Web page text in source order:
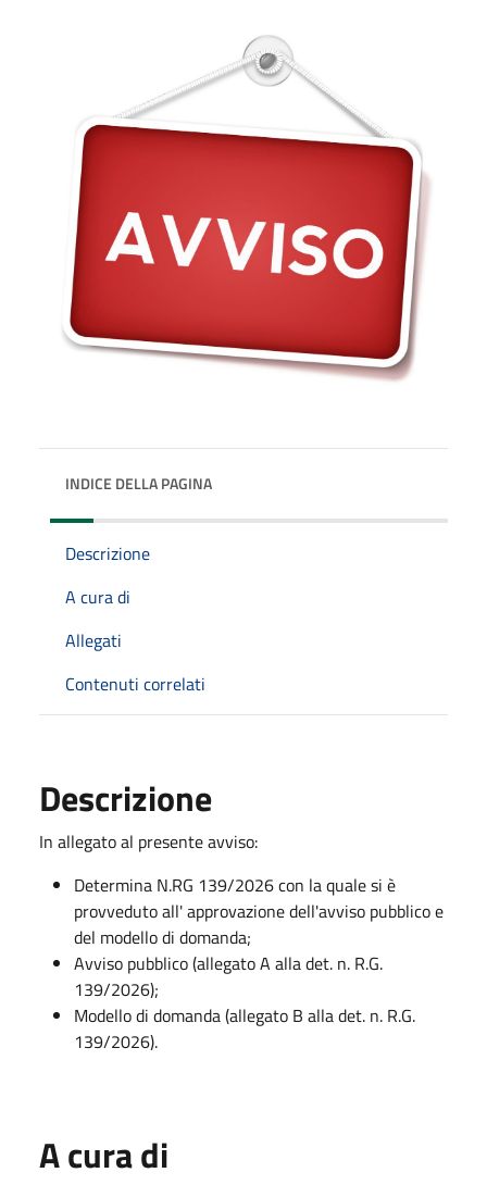
INDICE DELLA PAGINA
Descrizione
A cura di
Allegati
Contenuti correlati
Descrizione
In allegato al presente avviso:
Determina N.RG 139/2026 con la quale si è
provveduto all' approvazione dell'avviso pubblico e
del modello di domanda;
Avviso pubblico (allegato A alla det. n. R.G.
139/2026);
Modello di domanda (allegato B alla det. n. R.G.
139/2026).
A cura di